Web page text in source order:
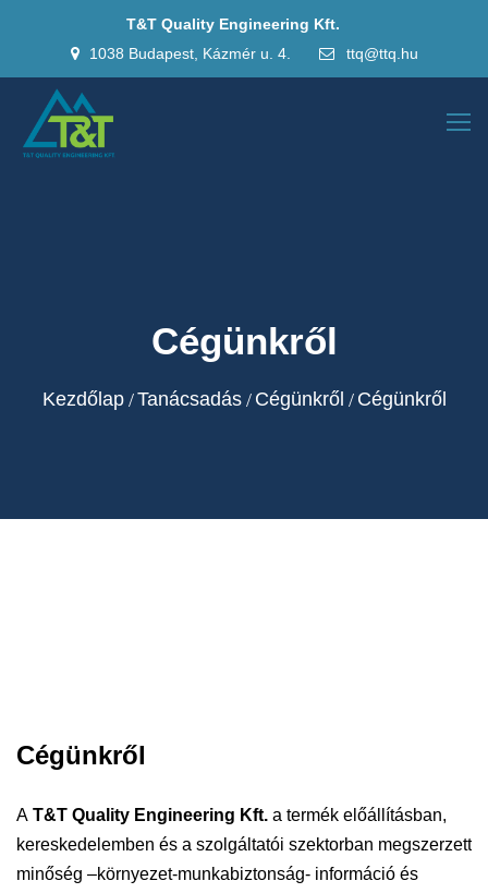
T&T Quality Engineering Kft.
1038 Budapest, Kázmér u. 4.
ttq@ttq.hu
Cégünkről
Kezdőlap Tanácsadás Cégünkről Cégünkről
Cégünkről
A T&T Quality Engineering Kft. a termék előállításban,
kereskedelemben és a szolgáltatói szektorban megszerzett
minőség –környezet-munkabiztonság- információ és